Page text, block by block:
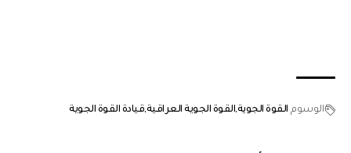
الوسوم القوة الجويةالقوة الجوية العراقيةقيادة القوة الجوية